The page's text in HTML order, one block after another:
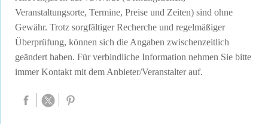
Veranstaltungsorte, Termine, Preise und Zeiten) sind ohne
Gewähr. Trotz sorgfältiger Recherche und regelmäßiger
Überprüfung, können sich die Angaben zwischenzeitlich
geändert haben. Für verbindliche Information nehmen Sie bitte
immer Kontakt mit dem Anbieter/Veranstalter auf.